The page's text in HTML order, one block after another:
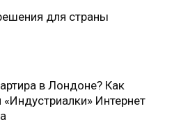
для страны
в Лондоне? Как
«Индустриалки» Интернет